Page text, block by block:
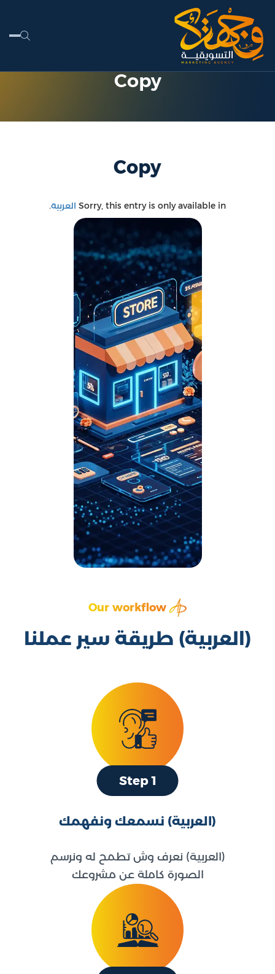
Copy
Copy
Sorry, this entry is only available in العربية.
Our workflow
(العربية) طريقة سير عملنا
Step 1
(العربية) نسمعك ونفهمك
(العربية) نعرف وش تطمح له ونرسم
الصورة كاملة عن مشروعك